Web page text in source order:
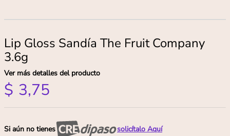
Lip Gloss Sandía The Fruit Company
3.6g
Ver más detalles del producto
$ 3,75
Si aún no tienes solicítalo Aquí